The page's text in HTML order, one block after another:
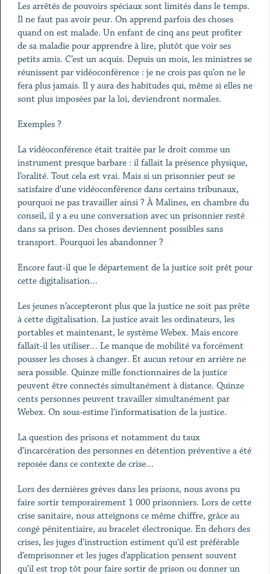
Les arrêtés de pouvoirs spéciaux sont limités dans le temps.
Il ne faut pas avoir peur. On apprend parfois des choses
quand on est malade. Un enfant de cinq ans peut profiter
de sa maladie pour apprendre à lire, plutôt que voir ses
petits amis. C’est un acquis. Depuis un mois, les ministres se
réunissent par vidéoconférence : je ne crois pas qu’on ne le
fera plus jamais. Il y aura des habitudes qui, même si elles ne
sont plus imposées par la loi, deviendront normales.
Exemples ?
La vidéoconférence était traitée par le droit comme un
instrument presque barbare : il fallait la présence physique,
l’oralité. Tout cela est vrai. Mais si un prisonnier peut se
satisfaire d’une vidéoconférence dans certains tribunaux,
pourquoi ne pas travailler ainsi ? À Malines, en chambre du
conseil, il y a eu une conversation avec un prisonnier resté
dans sa prison. Des choses deviennent possibles sans
transport. Pourquoi les abandonner ?
Encore faut-il que le département de la justice soit prêt pour
cette digitalisation…
Les jeunes n’accepteront plus que la justice ne soit pas prête
à cette digitalisation. La justice avait les ordinateurs, les
portables et maintenant, le système Webex. Mais encore
fallait-il les utiliser… Le manque de mobilité va forcément
pousser les choses à changer. Et aucun retour en arrière ne
sera possible. Quinze mille fonctionnaires de la justice
peuvent être connectés simultanément à distance. Quinze
cents personnes peuvent travailler simultanément par
Webex. On sous-estime l’informatisation de la justice.
La question des prisons et notamment du taux
d’incarcération des personnes en détention préventive a été
reposée dans ce contexte de crise…
Lors des dernières grèves dans les prisons, nous avons pu
faire sortir temporairement 1 000 prisonniers. Lors de cette
crise sanitaire, nous atteignons ce même chiffre, grâce au
congé pénitentiaire, au bracelet électronique. En dehors des
crises, les juges d’instruction estiment qu’il est préférable
d’emprisonner et les juges d’application pensent souvent
qu’il est trop tôt pour faire sortir de prison ou donner un